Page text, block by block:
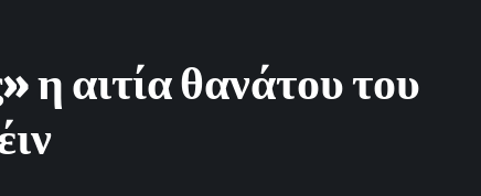
αιτία θανάτου του